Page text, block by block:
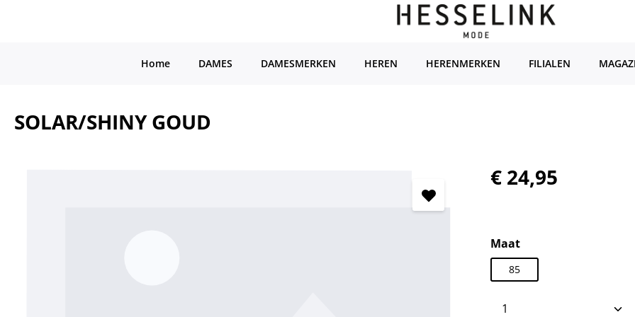
Home DAMES DAMESMERKEN HEREN HERENMERKEN FILIALEN
SOLAR/SHINY GOUD
Normale prijs:
€ 24,95
Selecteer
Maat
85